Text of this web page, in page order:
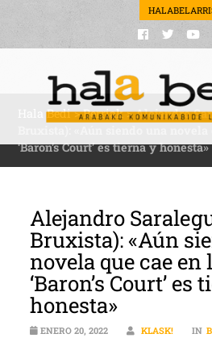
Hala Bedi>Berriak>Alejandro
‘Baron’s Court’ es tierna y honesta»
Alejandro
Bruxista): «Aún
novela que cae en
‘Baron’s Court’ es
honesta»
ENERO 20, 2022 KLASK! IN